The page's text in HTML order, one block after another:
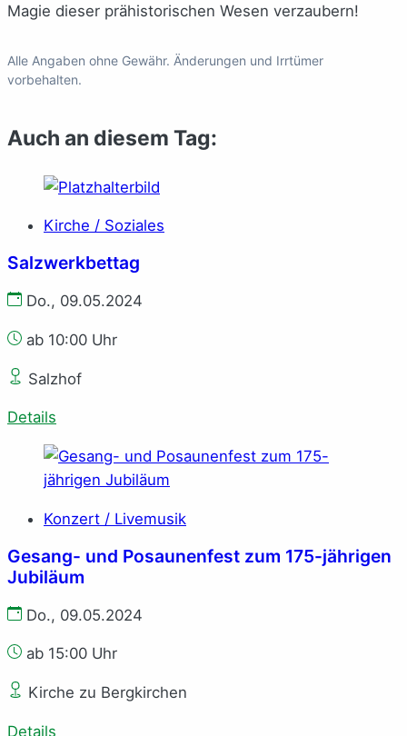
Magie dieser prähistorischen Wesen verzaubern!
Alle Angaben ohne Gewähr. Änderungen und Irrtümer
vorbehalten.
Auch an diesem Tag:
Kirche / Soziales
Salzwerkbettag
Do., 09.05.2024
ab 10:00 Uhr
Salzhof
Details
Konzert / Livemusik
Gesang- und Posaunenfest zum 175-jährigen
Jubiläum
Do., 09.05.2024
ab 15:00 Uhr
Kirche zu Bergkirchen
Details